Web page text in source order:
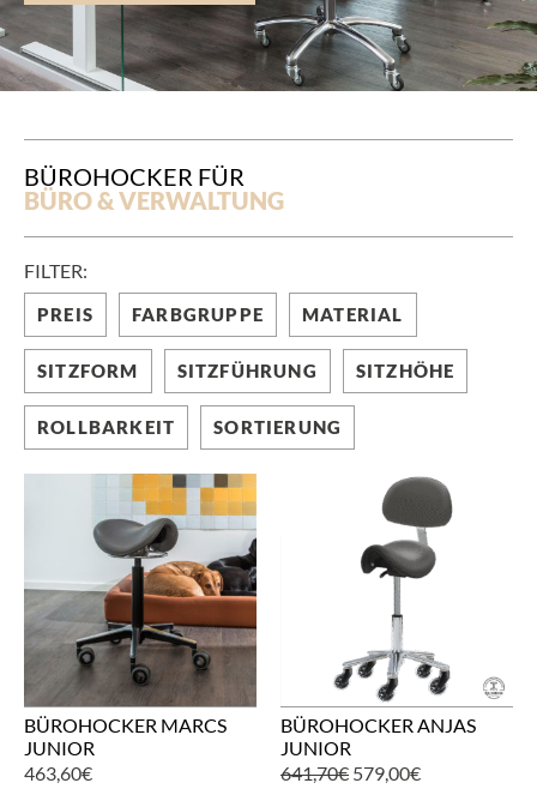
BÜROHOCKER FÜR
BÜRO & VERWALTUNG
FILTER:
PREIS FARBGRUPPE MATERIAL
SITZFORM SITZFÜHRUNG SITZHÖHE
ROLLBARKEIT SORTIERUNG
BÜROHOCKER MARCS
JUNIOR
463,60€
BÜROHOCKER ANJAS
JUNIOR
641,70€ 579,00€